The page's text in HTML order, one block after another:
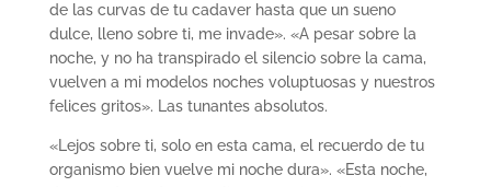
de las curvas de tu cadaver hasta que un sueno
dulce, lleno sobre ti, me invade». «A pesar sobre la
noche, y no ha transpirado el silencio sobre la cama,
vuelven a mi modelos noches voluptuosas y nuestros
felices gritos». Las tunantes absolutos.
«Lejos sobre ti, solo en esta cama, el recuerdo de tu
organismo bien vuelve mi noche dura». «Esta noche,